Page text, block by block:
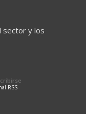
sector y los
RSS